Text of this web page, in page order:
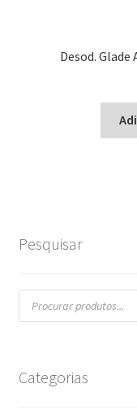
Desod. Glade
Pesquisar
Pesquisar
produtos
Categorias